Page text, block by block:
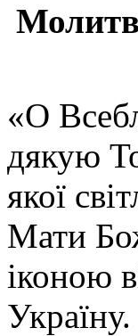
«О
дякую
якої
Мати
іконою
Україну.